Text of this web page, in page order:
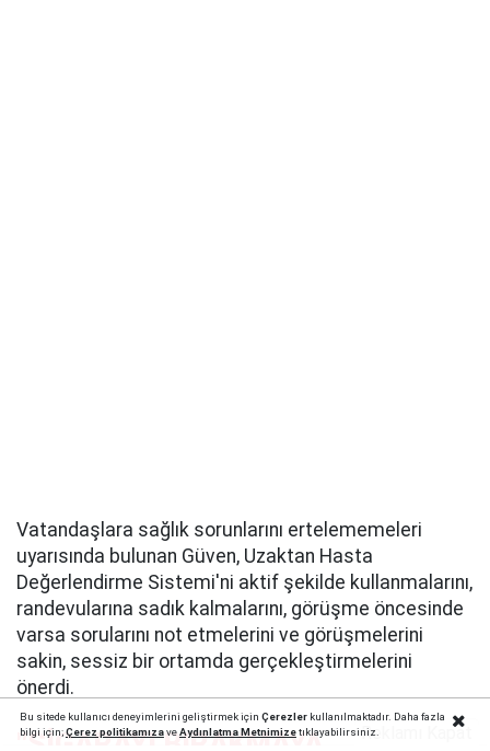
Vatandaşlara sağlık sorunlarını ertelememeleri
uyarısında bulunan Güven, Uzaktan Hasta
Değerlendirme Sistemi'ni aktif şekilde kullanmalarını,
randevularına sadık kalmalarını, görüşme öncesinde
varsa sorularını not etmelerini ve görüşmelerini
sakin, sessiz bir ortamda gerçekleştirmelerini
önerdi.
"SİGARAYI BIRAKMAYA
Bu sitede kullanıcı deneyimlerini geliştirmek için Çerezlerkullanılmaktadır. Daha fazla
bilgi için;Çerez politikamızaveAydınlatma Metnimizetıklayabilirsiniz.Reklamı Kapat